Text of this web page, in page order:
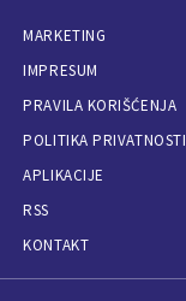
MARKETING
IMPRESUM
PRAVILA KORIŠĆENJA
POLITIKA PRIVATNOSTI
APLIKACIJE
RSS
KONTAKT